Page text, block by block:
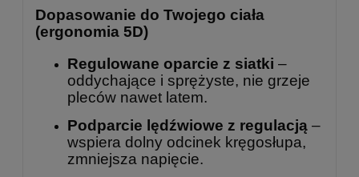
Dopasowanie do Twojego ciała
(ergonomia 5D)
Regulowane oparcie z siatki –
oddychające i sprężyste, nie grzeje
pleców nawet latem.
Podparcie lędźwiowe z regulacją –
wspiera dolny odcinek kręgosłupa,
zmniejsza napięcie.